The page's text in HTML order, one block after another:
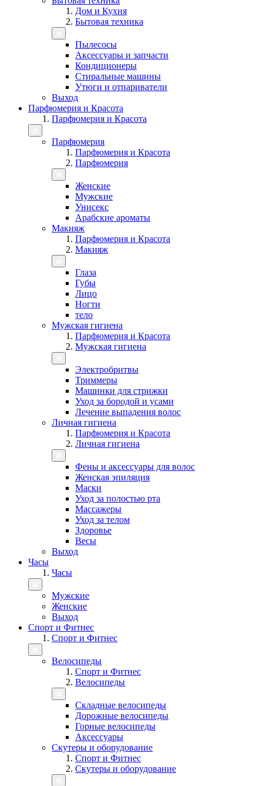
Дом и Кухня
Бытовая техника
Пылесосы
Аксессуары и запчасти
Кондиционеры
Стиральные машины
Утюги и отпариватели
Выход
Парфюмерия и Красота
Парфюмерия и Красота
Парфюмерия
Парфюмерия и Красота
Парфюмерия
Женские
Мужские
Унисекс
Арабские ароматы
Макияж
Парфюмерия и Красота
Макияж
Глаза
Губы
Лицо
Ногти
тело
Мужская гигиена
Парфюмерия и Красота
Мужская гигиена
Электробритвы
Триммеры
Машинки для стрижки
Уход за бородой и усами
Лечение выпадения волос
Личная гигиена
Парфюмерия и Красота
Личная гигиена
Фены и аксессуары для волос
Женская эпиляция
Маски
Уход за полостью рта
Массажеры
Уход за телом
Здоровье
Весы
Выход
Часы
Часы
Мужские
Женские
Выход
Спорт и Фитнес
Спорт и Фитнес
Велосипеды
Спорт и Фитнес
Велосипеды
Складные велосипеды
Дорожные велосипеды
Горные велосипеды
Аксессуары
Скутеры и оборудование
Спорт и Фитнес
Скутеры и оборудование